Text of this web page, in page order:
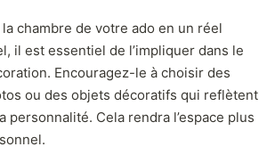
chambre de votre ado en un réel
il est essentiel de l’impliquer dans le
Encouragez-le à choisir des
ou des objets décoratifs qui reflètent
personnalité. Cela rendra l’espace plus